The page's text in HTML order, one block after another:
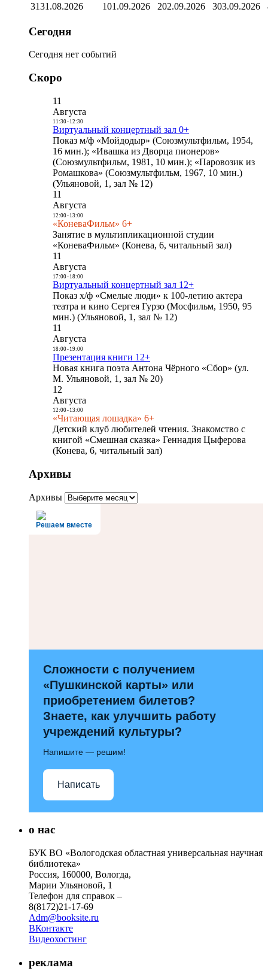
3131.08.2026 101.09.2026 202.09.2026 303.09.2026
Сегодня
Сегодня нет событий
Скоро
11
Августа
11:30- 12:30
Виртуальный концертный зал 0+
Показ м/ф «Мойдодыр» (Союзмультфильм, 1954,
16 мин.); «Ивашка из Дворца пионеров»
(Союзмультфильм, 1981, 10 мин.); «Паровозик из
Ромашкова» (Союзмультфильм, 1967, 10 мин.)
(Ульяновой, 1, зал № 12)
11
Августа
12:00- 13:00
«КоневаФильм» 6+
Занятие в мультипликационной студии
«КоневаФильм» (Конева, 6, читальный зал)
11
Августа
17:00- 18:00
Виртуальный концертный зал 12+
Показ х/ф «Смелые люди» к 100-летию актера
театра и кино Сергея Гурзо (Мосфильм, 1950, 95
мин.) (Ульяновой, 1, зал № 12)
11
Августа
18:00- 19:00
Презентация книги 12+
Новая книга поэта Антона Чёрного «Сбор» (ул.
М. Ульяновой, 1, зал № 20)
12
Августа
12:00- 13:00
«Читающая лошадка» 6+
Детский клуб любителей чтения. Знакомство с
книгой «Смешная сказка» Геннадия Цыферова
(Конева, 6, читальный зал)
Архивы
Архивы
Решаем вместе
Сложности с получением
«Пушкинской карты» или
приобретением билетов?
Знаете, как улучшить работу
учреждений культуры?
Напишите — решим!
Написать
о нас
БУК ВО «Вологодская областная универсальная научная
библиотека»
Россия, 160000, Вологда,
Марии Ульяновой, 1
Телефон для справок –
8(8172)21-17-69
Adm@booksite.ru
ВКонтакте
Видеохостинг
реклама